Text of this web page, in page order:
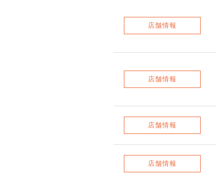
店舗情報
店舗情報
店舗情報
店舗情報